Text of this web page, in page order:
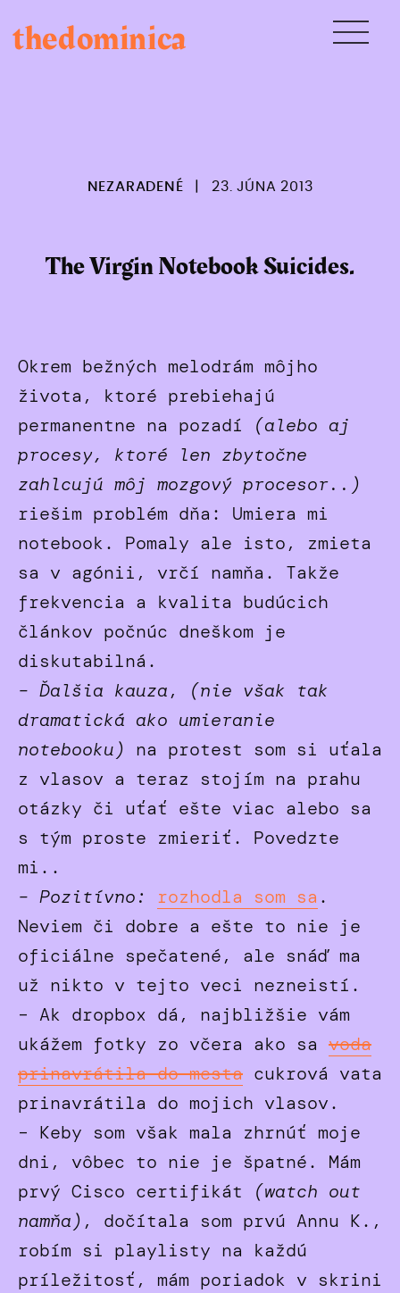
to
content
thedominica
NEZARADENÉ 23. JÚNA 2013
The Virgin Notebook Suicides.
Okrem bežných melodrám môjho
života, ktoré prebiehajú
permanentne na pozadí
(alebo aj
procesy, ktoré len zbytočne
zahlcujú môj mozgový procesor..)
riešim problém dňa: Umiera mi
notebook. Pomaly ale isto, zmieta
sa v agónii, vrčí namňa. Takže
frekvencia a kvalita budúcich
článkov počnúc dneškom je
diskutabilná.
– Ďalšia kauza,
(nie však tak
dramatická ako umieranie
notebooku) na protest som si uťala
z vlasov a teraz stojím na prahu
otázky či uťať ešte viac alebo sa
s tým proste zmieriť. Povedzte
mi..
– Pozitívno:
rozhodla som sa .
Neviem či dobre a ešte to nie je
oficiálne spečatené, ale snáď ma
už nikto v tejto veci nezneistí.
– Ak dropbox dá, najbližšie vám
ukážem fotky zo včera ako sa voda
prinavrátila do mesta cukrová vata
prinavrátila do mojich vlasov.
– Keby som však mala zhrnúť moje
dni, vôbec to nie je špatné. Mám
prvý Cisco certifikát
(watch out
namňa) , dočítala som prvú Annu K.,
robím si playlisty na každú
príležitosť, mám poriadok v skrini